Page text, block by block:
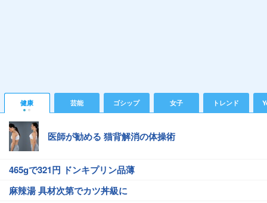
健康 芸能 ゴシップ 女子 トレンド
医師が勧める 猫背解消の体操術
465gで321円 ドンキプリン品薄
麻辣湯 具材次第でカツ丼級に